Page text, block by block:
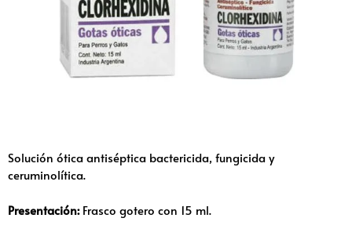
Solución ótica antiséptica bactericida, fungicida y
ceruminolítica.
Presentación:Frasco gotero con 15 ml.